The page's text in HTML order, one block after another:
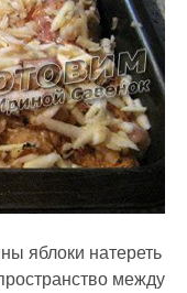
яблоки натереть
между